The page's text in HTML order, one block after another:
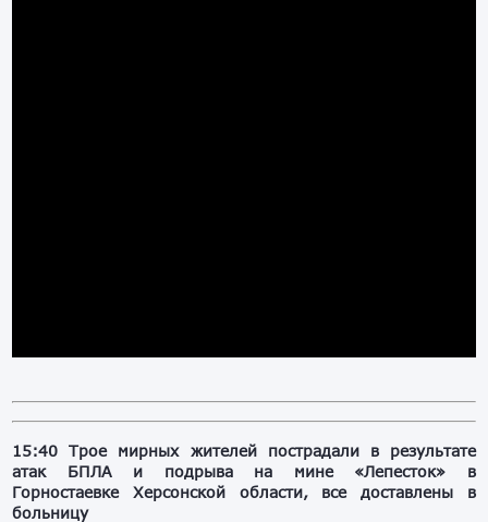
15:40 Трое мирных жителей пострадали в результате
атак БПЛА и подрыва на мине «Лепесток» в
Горностаевке Херсонской области, все доставлены в
больницу